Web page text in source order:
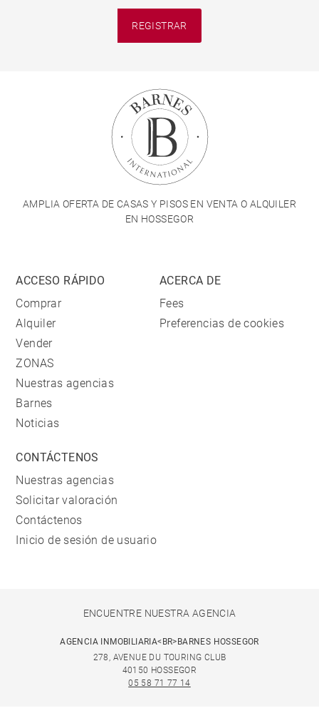
REGISTRAR
AMPLIA OFERTA DE CASAS Y PISOS EN VENTA O ALQUILER
EN HOSSEGOR
ACCESO RÁPIDO
Comprar
Alquiler
Vender
ZONAS
Nuestras agencias
Barnes
Noticias
ACERCA DE
Fees
Preferencias de cookies
CONTÁCTENOS
Nuestras agencias
Solicitar valoración
Contáctenos
Inicio de sesión de usuario
ENCUENTRE NUESTRA AGENCIA
AGENCIA INMOBILIARIA<BR>BARNES HOSSEGOR
278, AVENUE DU TOURING CLUB
40150 HOSSEGOR
05 58 71 77 14